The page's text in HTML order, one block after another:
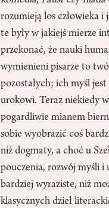
rozumieją los człowieka
te były w jakiejś mierze
przekonać, że nauki
wymienieni pisarze to
pozostałych; ich myśl
urokowi. Teraz niekiedy
pogardliwie mianem
sobie wyobrazić coś
niż dogmaty, a choć u
pouczenia, rozwój myśli i
bardziej wyraziste, niż
klasycznych dzieł